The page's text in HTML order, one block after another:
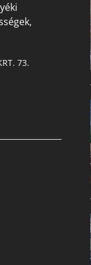
73.